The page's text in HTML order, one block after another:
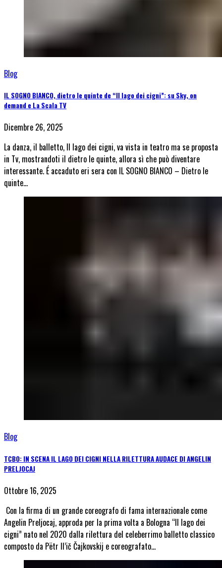
Blog
IL SOGNO BIANCO, dietro le quinte de “Il lago dei cigni”: su Sky, on
demand e La Scala TV
Dicembre 26, 2025
La danza, il balletto, Il lago dei cigni, va vista in teatro ma se proposta
in Tv, mostrandoti il dietro le quinte, allora sì che può diventare
interessante. É accaduto eri sera con IL SOGNO BIANCO – Dietro le
quinte…
Blog
TCBO: IN SCENA IL LAGO DEI CIGNI NELLA RILETTURA AUDACE DI ANGELIN
PRELJOCAJ
Ottobre 16, 2025
Con la firma di un grande coreografo di fama internazionale come
Angelin Preljocaj, approda per la prima volta a Bologna “Il lago dei
cigni” nato nel 2020 dalla rilettura del celeberrimo balletto classico
composto da Pëtr Il’ič Čajkovskij e coreografato…